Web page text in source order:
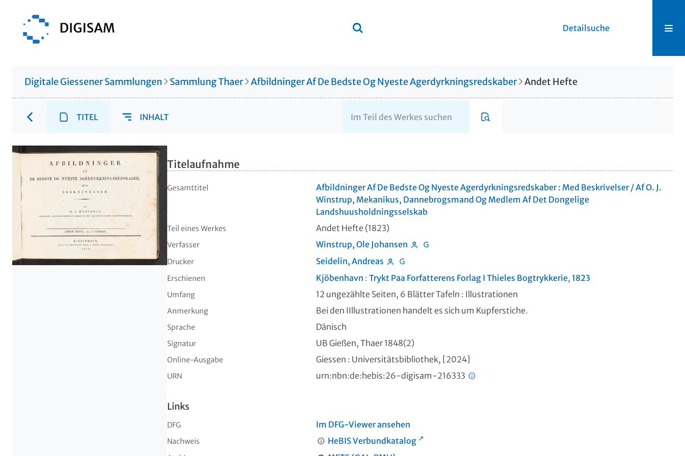
Detailsuche
Digitale Giessener Sammlungen Sammlung Thaer Afbildninger Af De Bedste Og Nyeste Agerdyrkningsredskaber Andet Hefte
TITEL INHALT
Titelaufnahme
Gesamttitel
Afbildninger Af De Bedste Og Nyeste Agerdyrkningsredskaber : Med Beskrivelser / Af O. J.
Winstrup, Mekanikus, Dannebrogsmand Og Medlem Af Det Dongelige
Landshuusholdningsselskab
Teil eines Werkes Andet Hefte (1823)
Verfasser Winstrup, Ole Johansen
Drucker Seidelin, Andreas
Erschienen Kjöbenhavn : Trykt Paa Forfatterens Forlag I Thieles Bogtrykkerie, 1823
Umfang 12 ungezählte Seiten, 6 Blätter Tafeln : Illustrationen
Anmerkung Bei den IIllustrationen handelt es sich um Kupferstiche.
Sprache Dänisch
Signatur UB Gießen, Thaer 1848(2)
Online-Ausgabe Giessen : Universitätsbibliothek, [2024]
URN urn:nbn:de:hebis:26-digisam-216333
Links
DFG Im DFG-Viewer ansehen
Nachweis HeBIS Verbundkatalog